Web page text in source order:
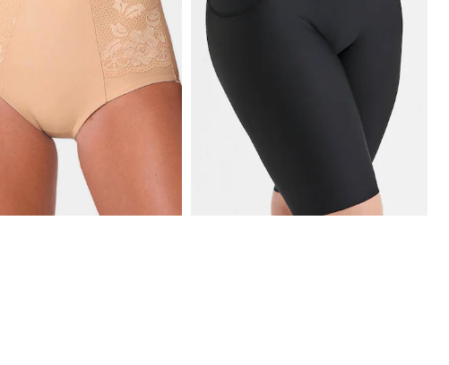
Meilleur prix sur 30 jours** : 24,50 €